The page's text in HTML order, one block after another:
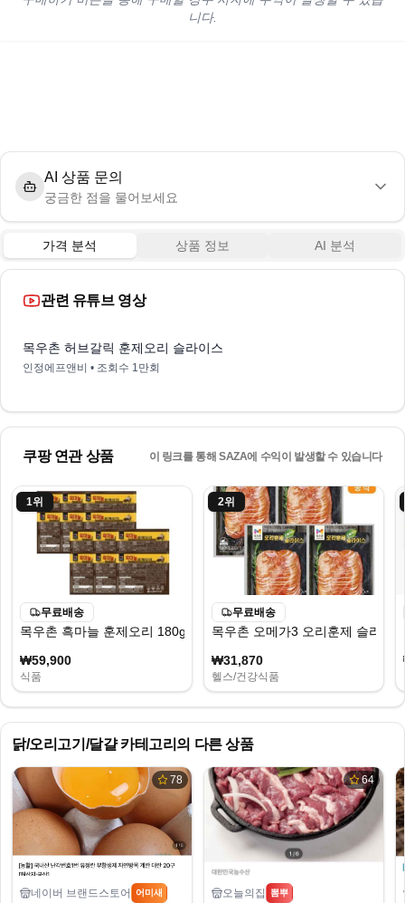
니다.
AI 상품 문의
궁금한 점을 물어보세요
가격 분석 상품 정보 AI 분석
관련 유튜브 영상
목우촌 허브갈릭 훈제오리 슬라이스
인정에프앤비 • 조회수 1만회
쿠팡 연관 상품 이 링크를 통해 SAZA에 수익이 발생할 수 있습니다
1위
무료배송
목우촌 흑마늘 훈제오리 180g 열두팩, 12개, 180g
₩59,900
식품
2위
무료배송
목우촌 오메가3 오리훈제 슬라이
₩31,870
헬스/건강식품
닭/오리고기/달걀카테고리의 다른 상품
78
네이버 브랜드스토어 어미새
64
오늘의집 뽐뿌